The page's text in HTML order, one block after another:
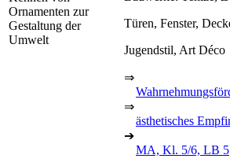
Ornamenten zur
Gestaltung der
Umwelt
Türen, Fenster,
Jugendstil, Art Déco
⇒
⇒
ästhetisches
➔
MA, Kl. 5/6, LB 5